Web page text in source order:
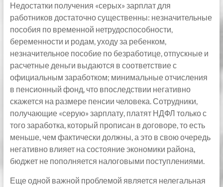
Недостатки получения «серых» зарплат для
работников достаточно существенны: незначительные
пособия по временной нетрудоспособности,
беременности и родам, уходу за ребенком,
незначительное пособие по безработице, отпускные и
расчетные деньги выдаются в соответствие с
официальным заработком; минимальные отчисления
в пенсионный фонд, что впоследствии негативно
скажется на размере пенсии человека. Сотрудники,
получающие «серую» зарплату, платят НДФЛ только с
того заработка, который прописан в договоре, то есть
меньше, чем фактически должны, а это в свою очередь
негативно влияет на состояние экономики района,
бюджет не пополняется налоговыми поступлениями.
Еще одной важной проблемой является нелегальная